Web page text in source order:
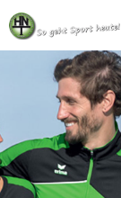
Skip
to
content